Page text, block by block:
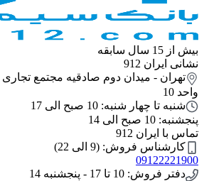
بیش از 15 سال سابقه
نشانی ایران 912
واحد 10
شنبه تا چهار شنبه: 10 صبح الی 17
پنجشنبه: 10 صبح الی 14
تماس با ایران 912
کارشناس فروش: (9 الی 22)
09122221900
دفتر فروش: 10 تا 17 - پنجشنبه 14